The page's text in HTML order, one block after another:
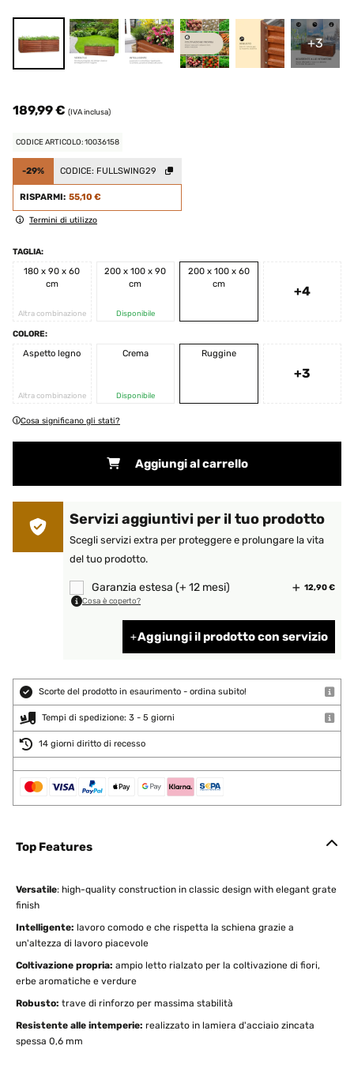
+3
189,99 € (IVA inclusa)
CODICE ARTICOLO: 10036158
-29% CODICE: FULLSWING29
RISPARMI: 55,10 €
Termini di utilizzo
TAGLIA:
180 x 90 x 60
cm
Altra combinazione
200 x 100 x 90
cm
Disponibile
200 x 100 x 60
cm
+4
COLORE:
Aspetto legno
Altra combinazione
Crema
Disponibile
Ruggine
+3
Cosa significano gli stati?
Aggiungi al carrello
Servizi aggiuntivi per il tuo prodotto
Scegli servizi extra per proteggere e prolungare la vita
del tuo prodotto.
Garanzia estesa (+ 12 mesi) 12,90 €
Cosa è coperto?
Aggiungi il prodotto con servizio
Scorte del prodotto in esaurimento - ordina subito!
Tempi di spedizione: 3 - 5 giorni
14 giorni diritto di recesso
Top Features
Versatile: high-quality construction in classic design with elegant grate
finish
Intelligente: lavoro comodo e che rispetta la schiena grazie a
un'altezza di lavoro piacevole
Coltivazione propria: ampio letto rialzato per la coltivazione di fiori,
erbe aromatiche e verdure
Robusto: trave di rinforzo per massima stabilità
Resistente alle intemperie: realizzato in lamiera d'acciaio zincata
spessa 0,6 mm